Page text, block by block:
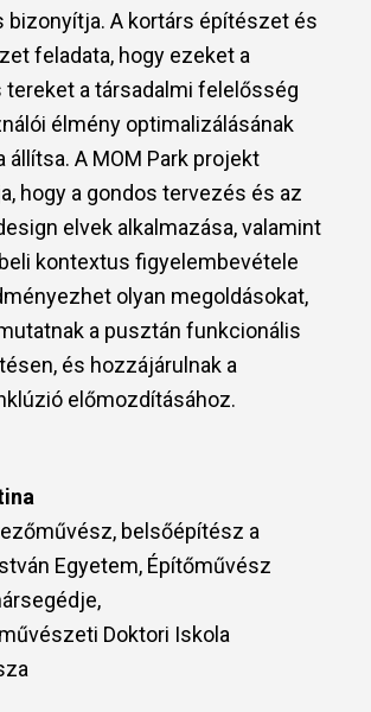
bizonyítja. A kortárs építészet és
feladata, hogy ezeket a
a társadalmi felelősség
élmény optimalizálásának
állítsa. A MOM Park projekt
hogy a gondos tervezés és az
elvek alkalmazása, valamint
kontextus figyelembevétele
olyan megoldásokat,
a pusztán funkcionális
és hozzájárulnak a
előmozdításához.
belsőépítész a
Egyetem, Építőművész
Doktori Iskola